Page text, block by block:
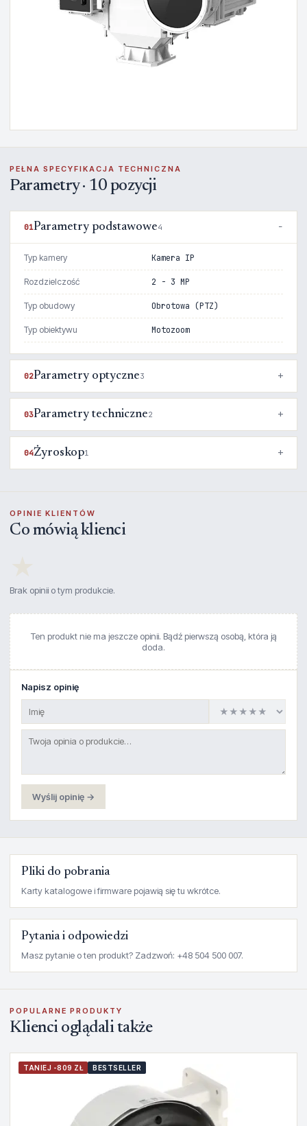
PEŁNA SPECYFIKACJA TECHNICZNA
Parametry · 10 pozycji
01Parametry podstawowe4
Typ kamery Kamera IP
Rozdzielczość 2 - 3 MP
Typ obudowy Obrotowa (PTZ)
Typ obiektywu Motozoom
02Parametry optyczne3
03Parametry techniczne2
04Żyroskop1
OPINIE KLIENTÓW
Co mówią klienci
Brak opinii o tym produkcie.
Ten produkt nie ma jeszcze opinii. Bądź pierwszą osobą, która ją
doda.
Napisz opinię
Wyślij opinię →
Pliki do pobrania
Karty katalogowe i firmware pojawią się tu wkrótce.
Pytania i odpowiedzi
Masz pytanie o ten produkt? Zadzwoń: +48 504 500 007.
POPULARNE PRODUKTY
Klienci oglądali także
TANIEJ -809 ZŁ BESTSELLER